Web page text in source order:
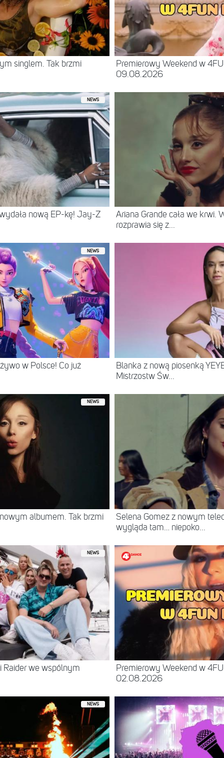
singlem. Tak brzmi
Premierowy Weekend w
09.08.2026
NEWS
nową EP-kę! Jay-Z
Ariana Grande cała we krwi.
rozprawia się z...
NEWS
w Polsce! Co już
Blanka z nową piosenką
Mistrzostw Św...
NEWS
albumem. Tak brzmi
Selena Gomez z nowym
wygląda tam… niepoko...
NEWS
Raider we wspólnym
Premierowy Weekend w
02.08.2026
NEWS